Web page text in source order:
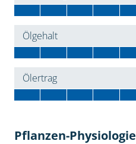
Ölgehalt
Ölertrag
Pflanzen-Physiologie